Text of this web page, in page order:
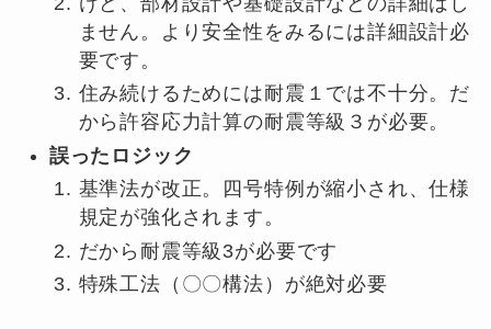
ません。より安全性をみるには詳細設計必
要です。
住み続けるためには耐震１では不十分。だ
から許容応力計算の耐震等級３が必要。
誤ったロジック
基準法が改正。四号特例が縮小され、仕様
規定が強化されます。
だから耐震等級3が必要です
特殊工法（〇〇構法）が絶対必要